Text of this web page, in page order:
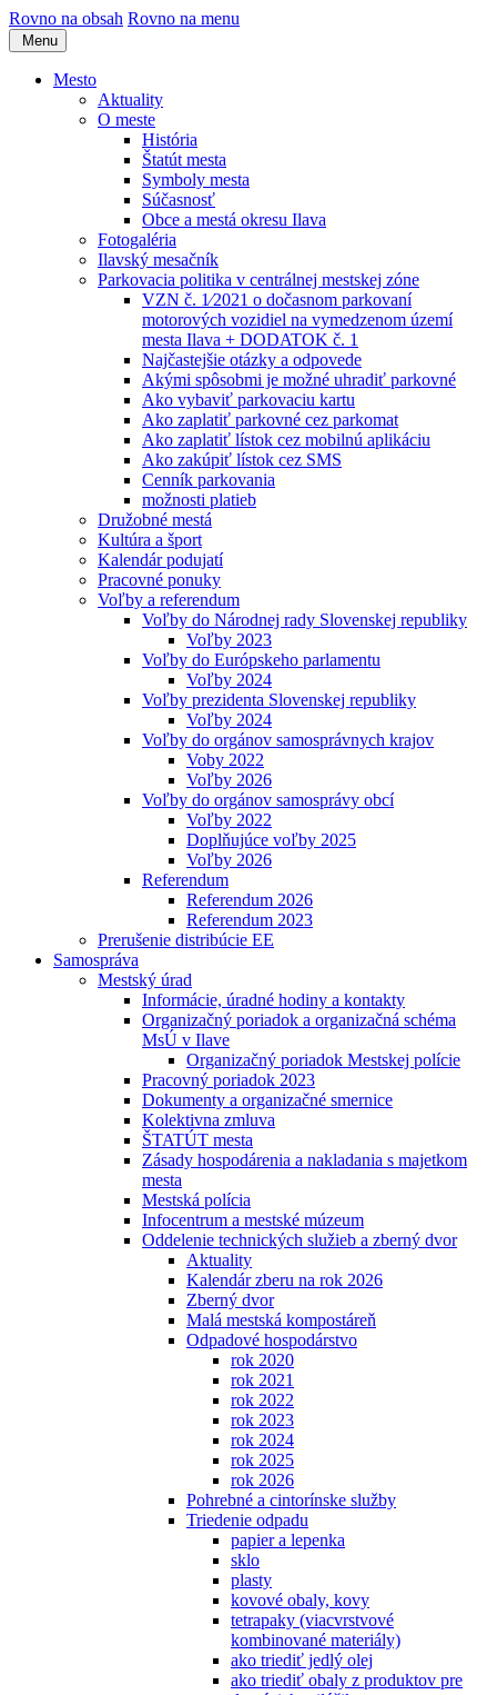
Rovno na obsah Rovno na menu
Menu
Mesto
Aktuality
O meste
História
Štatút mesta
Symboly mesta
Súčasnosť
Obce a mestá okresu Ilava
Fotogaléria
Ilavský mesačník
Parkovacia politika v centrálnej mestskej zóne
VZN č. 1⁄2021 o dočasnom parkovaní
motorových vozidiel na vymedzenom území
mesta Ilava + DODATOK č. 1
Najčastejšie otázky a odpovede
Akými spôsobmi je možné uhradiť parkovné
Ako vybaviť parkovaciu kartu
Ako zaplatiť parkovné cez parkomat
Ako zaplatiť lístok cez mobilnú aplikáciu
Ako zakúpiť lístok cez SMS
Cenník parkovania
možnosti platieb
Družobné mestá
Kultúra a šport
Kalendár podujatí
Pracovné ponuky
Voľby a referendum
Voľby do Národnej rady Slovenskej republiky
Voľby 2023
Voľby do Európskeho parlamentu
Voľby 2024
Voľby prezidenta Slovenskej republiky
Voľby 2024
Voľby do orgánov samosprávnych krajov
Voby 2022
Voľby 2026
Voľby do orgánov samosprávy obcí
Voľby 2022
Doplňujúce voľby 2025
Voľby 2026
Referendum
Referendum 2026
Referendum 2023
Prerušenie distribúcie EE
Samospráva
Mestský úrad
Informácie, úradné hodiny a kontakty
Organizačný poriadok a organizačná schéma
MsÚ v Ilave
Organizačný poriadok Mestskej polície
Pracovný poriadok 2023
Dokumenty a organizačné smernice
Kolektivna zmluva
ŠTATÚT mesta
Zásady hospodárenia a nakladania s majetkom
mesta
Mestská polícia
Infocentrum a mestské múzeum
Oddelenie technických služieb a zberný dvor
Aktuality
Kalendár zberu na rok 2026
Zberný dvor
Malá mestská kompostáreň
Odpadové hospodárstvo
rok 2020
rok 2021
rok 2022
rok 2023
rok 2024
rok 2025
rok 2026
Pohrebné a cintorínske služby
Triedenie odpadu
papier a lepenka
sklo
plasty
kovové obaly, kovy
tetrapaky (viacvrstvové
kombinované materiály)
ako triediť jedlý olej
ako triediť obaly z produktov pre